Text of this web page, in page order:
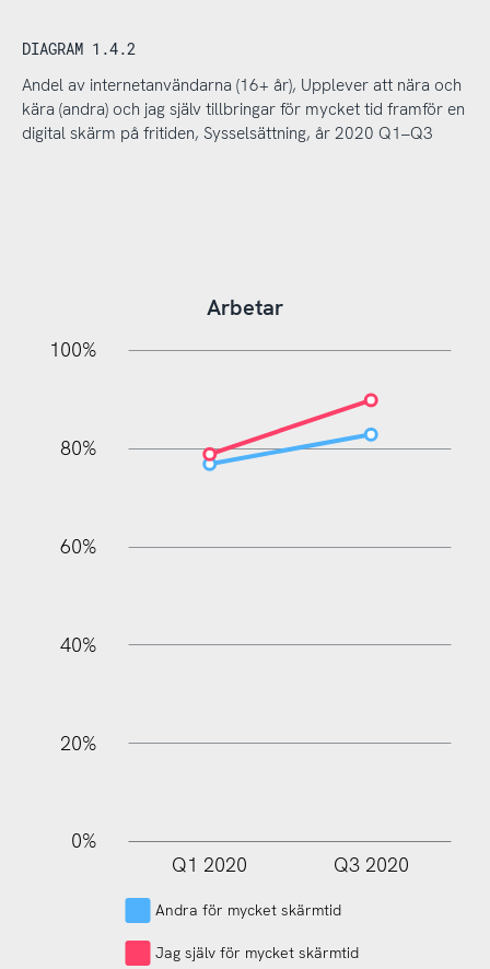
DIAGRAM 1.4.2
Andel av internetanvändarna (16+ år), Upplever att nära och
kära (andra) och jag själv tillbringar för mycket tid framför en
digital skärm på fritiden, Sysselsättning, år 2020 Q1–Q3
Arbetar
100%
80%
60%
40%
20%
0%
Q1 2020 Q3 2020
Andra för mycket skärmtid
Jag själv för mycket skärmtid